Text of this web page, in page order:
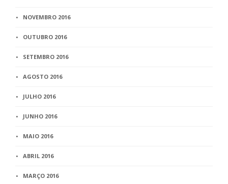
NOVEMBRO 2016
OUTUBRO 2016
SETEMBRO 2016
AGOSTO 2016
JULHO 2016
JUNHO 2016
MAIO 2016
ABRIL 2016
MARÇO 2016